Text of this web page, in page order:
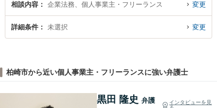
相談内容 企業法務、個人事業主・フリーランス 変更
詳細条件 未選択 変更
柏崎市から近い個人事業主・フリーランスに強い弁護士
黒田 隆史 弁護
インタビューを見